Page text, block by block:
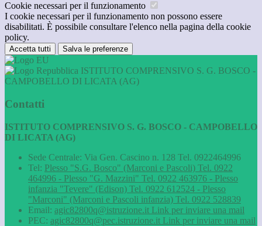
Cookie necessari per il funzionamento
I cookie necessari per il funzionamento non possono essere
disabilitati. È possibile consultare l'elenco nella pagina della cookie
policy.
Accetta tutti Salva le preferenze
ISTITUTO COMPRENSIVO S. G. BOSCO -
CAMPOBELLO DI LICATA (AG)
Contatti
ISTITUTO COMPRENSIVO S. G. BOSCO - CAMPOBELLO
DI LICATA (AG)
Sede Centrale: Via Gen. Cascino n. 128 Tel. 0922464996
Tel: Plesso "S.G. Bosco" (Marconi e Pascoli) Tel. 0922
464996 - Plesso "G. Mazzini" Tel. 0922 463976 - Plesso
infanzia "Tevere" (Edison) Tel. 0922 612524 - Plesso
"Marconi" (Marconi e Pascoli infanzia) Tel. 0922 528839
Email: agic82800q@istruzione.it Link per inviare una mail
PEC: agic82800q@pec.istruzione.it Link per inviare una mail